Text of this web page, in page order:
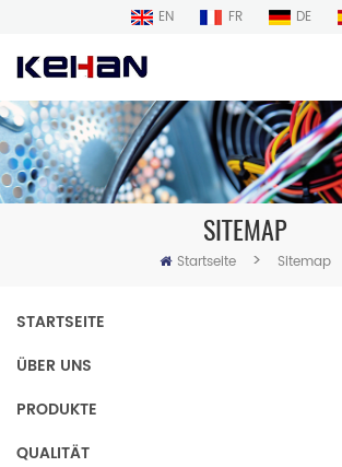
EN FR DE
SITEMAP
Startseite > Sitemap
STARTSEITE
ÜBER UNS
PRODUKTE
QUALITÄT